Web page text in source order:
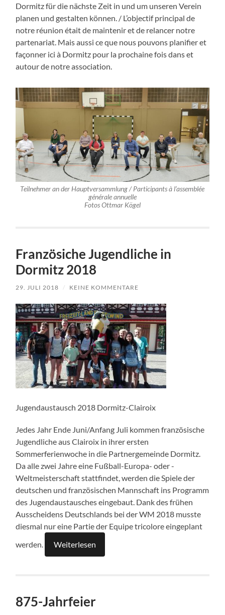
Dormitz für die nächste Zeit in und um unseren Verein
planen und gestalten können. / L’objectif principal de
notre réunion était de maintenir et de relancer notre
partenariat. Mais aussi ce que nous pouvons planifier et
façonner ici à Dormitz pour la prochaine fois dans et
autour de notre association.
Teilnehmer an der Hauptversammlung / Participants à l’assemblée
générale annuelle
Fotos Ottmar Kögel
Französiche Jugendliche in
Dormitz 2018
29. JULI 2018 / KEINE KOMMENTARE
Jugendaustausch 2018 Dormitz-Clairoix
Jedes Jahr Ende Juni/Anfang Juli kommen französische
Jugendliche aus Clairoix in ihrer ersten
Sommerferienwoche in die Partnergemeinde Dormitz.
Da alle zwei Jahre eine Fußball-Europa- oder -
Weltmeisterschaft stattfindet, werden die Spiele der
deutschen und französischen Mannschaft ins Programm
des Jugendaustausches eingebaut. Dank des frühen
Ausscheidens Deutschlands bei der WM 2018 musste
diesmal nur eine Partie der Equipe tricolore eingeplant
werden.
Weiterlesen
875-Jahrfeier